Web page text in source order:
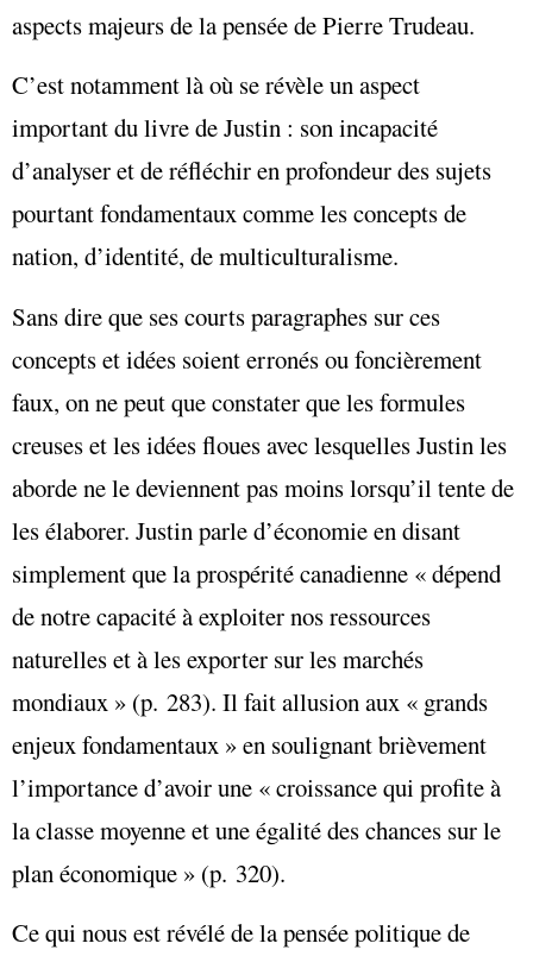
aspects majeurs de la pensée de Pierre Trudeau.
C’est notamment là où se révèle un aspect
important du livre de Justin : son incapacité
d’analyser et de réfléchir en profondeur des sujets
pourtant fondamentaux comme les concepts de
nation, d’identité, de multiculturalisme.
Sans dire que ses courts paragraphes sur ces
concepts et idées soient erronés ou foncièrement
faux, on ne peut que constater que les formules
creuses et les idées floues avec lesquelles Justin les
aborde ne le deviennent pas moins lorsqu’il tente de
les élaborer. Justin parle d’économie en disant
simplement que la prospérité canadienne « dépend
de notre capacité à exploiter nos ressources
naturelles et à les exporter sur les marchés
mondiaux » (p. 283). Il fait allusion aux « grands
enjeux fondamentaux » en soulignant brièvement
l’importance d’avoir une « croissance qui profite à
la classe moyenne et une égalité des chances sur le
plan économique » (p. 320).
Ce qui nous est révélé de la pensée politique de